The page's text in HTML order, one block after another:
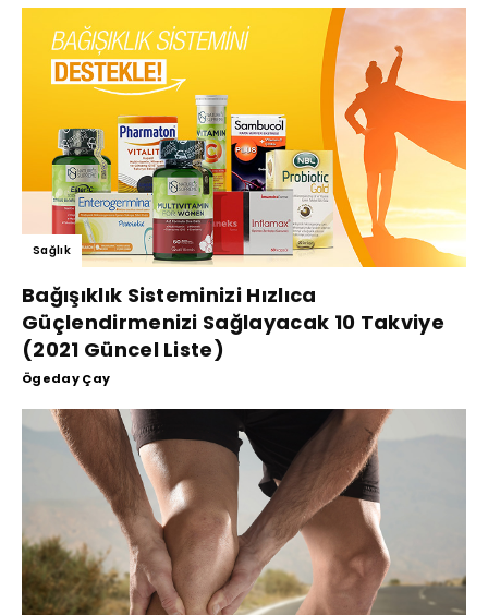
Sağlık
Bağışıklık Sisteminizi Hızlıca
Güçlendirmenizi Sağlayacak 10 Takviye
(2021 Güncel Liste)
Ögeday Çay